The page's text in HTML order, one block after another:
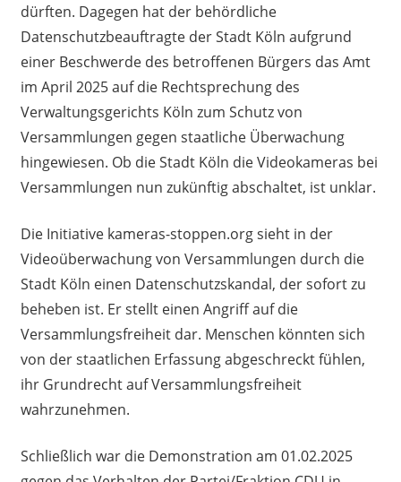
dürften. Dagegen hat der behördliche
Datenschutzbeauftragte der Stadt Köln aufgrund
einer Beschwerde des betroffenen Bürgers das Amt
im April 2025 auf die Rechtsprechung des
Verwaltungsgerichts Köln zum Schutz von
Versammlungen gegen staatliche Überwachung
hingewiesen. Ob die Stadt Köln die Videokameras bei
Versammlungen nun zukünftig abschaltet, ist unklar.
Die Initiative kameras-stoppen.org sieht in der
Videoüberwachung von Versammlungen durch die
Stadt Köln einen Datenschutzskandal, der sofort zu
beheben ist. Er stellt einen Angriff auf die
Versammlungsfreiheit dar. Menschen könnten sich
von der staatlichen Erfassung abgeschreckt fühlen,
ihr Grundrecht auf Versammlungsfreiheit
wahrzunehmen.
Schließlich war die Demonstration am 01.02.2025